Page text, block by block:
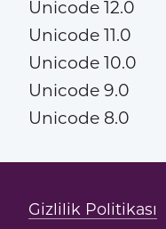
Unicode 12.0
Unicode 11.0
Unicode 10.0
Unicode 9.0
Unicode 8.0
Gizlilik Politikası